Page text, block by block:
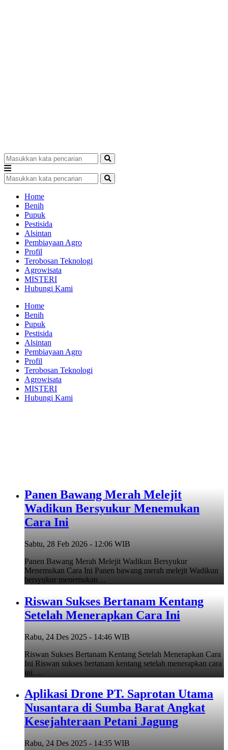
Home
Benih
Pupuk
Pestisida
Alsintan
Pembiayaan Agro
Profil
Terobosan Teknologi
Agrowisata
MISTERI
Hubungi Kami
Home
Benih
Pupuk
Pestisida
Alsintan
Pembiayaan Agro
Profil
Terobosan Teknologi
Agrowisata
MISTERI
Hubungi Kami
Panen Bawang Merah Melejit
Wadikun Bersyukur Menemukan
Cara Ini
Sabtu, 28 Feb 2026 - 12:06 WIB
Panen Bawang Merah Melejit Wadikun Bersyukur
Menemukan Cara Ini Panen bawang merah melejit Wadikun
bersyukur menemukan…
Riswan Sukses Bertanam Kentang
Setelah Menerapkan Cara Ini
Rabu, 24 Des 2025 - 14:46 WIB
Riswan Sukses Bertanam Kentang Setelah Menerapkan Cara
Ini Riswan sukses bertanam kentang setelah menerapkan cara
ini….
Aplikasi Drone PT. Saprotan Utama
Nusantara di Sumba Barat Angkat
Kesejahteraan Petani Jagung
Rabu, 24 Des 2025 - 14:35 WIB